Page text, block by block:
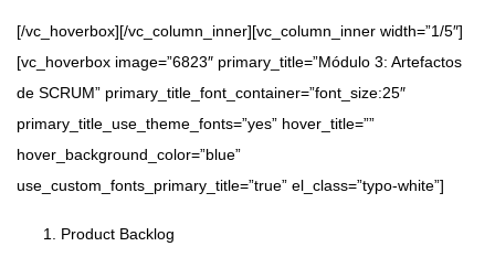
[/vc_hoverbox][/vc_column_inner][vc_column_inner width=”1/5″]
[vc_hoverbox image=”6823″ primary_title=”Módulo 3: Artefactos
de SCRUM” primary_title_font_container=”font_size:25″
primary_title_use_theme_fonts=”yes” hover_title=””
hover_background_color=”blue”
use_custom_fonts_primary_title=”true” el_class=”typo-white”]
Product Backlog